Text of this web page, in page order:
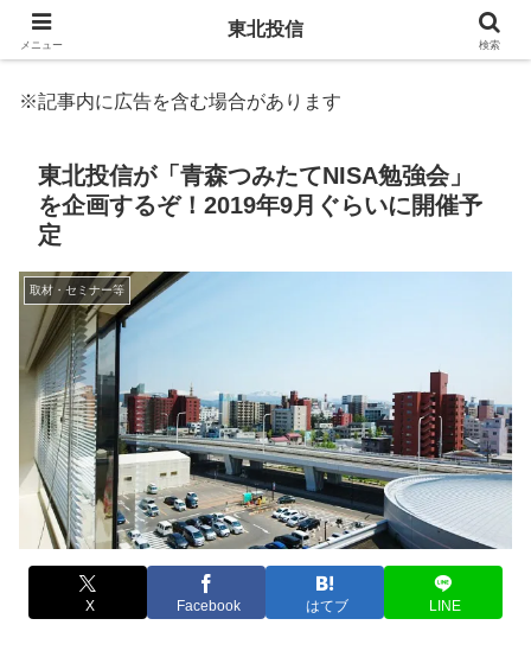
※記事内に広告を含む場合があります
東北投信が「青森つみたてNISA勉強会」
を企画するぞ！2019年9月ぐらいに開催予
定
取材・セミナー等
X Facebook はてブ LINE
メニュー
東北投信
検索